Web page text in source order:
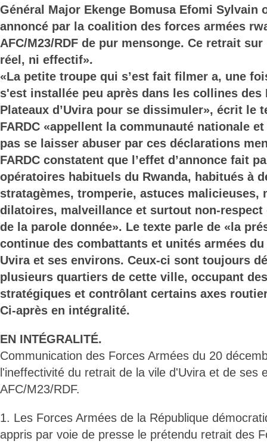
Général Major Ekenge Bomusa Efomi Sylvain
annoncé par la coalition des forces armées
AFC/M23/RDF de pur mensonge. Ce retrait
réel, ni effectif».
«La petite troupe qui s’est fait filmer a, une
s'est installée peu après dans les collines des
Plateaux d’Uvira pour se dissimuler», écrit le
FARDC «appellent la communauté nationale
pas se laisser abuser par ces déclarations
FARDC constatent que l’effet d’annonce fait
opératoires habituels du Rwanda, habitués à
stratagèmes, tromperie, astuces malicieuses,
dilatoires, malveillance et surtout non-respect
de la parole donnée». Le texte parle de «la
continue des combattants et unités armées du
Uvira et ses environs. Ceux-ci sont toujours
plusieurs quartiers de cette ville, occupant
stratégiques et contrôlant certains axes
Ci-après en intégralité.
EN INTÉGRALITÉ.
Communication des Forces Armées du 20
l'ineffectivité du retrait de la vile d'Uvira et de ses
AFC/M23/RDF.
1. Les Forces Armées de la République
appris par voie de presse le prétendu retrait des